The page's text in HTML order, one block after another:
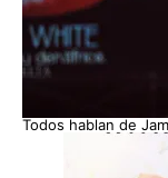
Todos hablan de